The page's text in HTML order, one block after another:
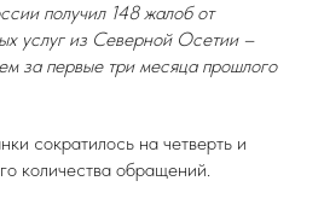
получил 148 жалоб от
услуг из Северной Осетии –
за первые три месяца прошлого
сократилось на четверть и
количества обращений.